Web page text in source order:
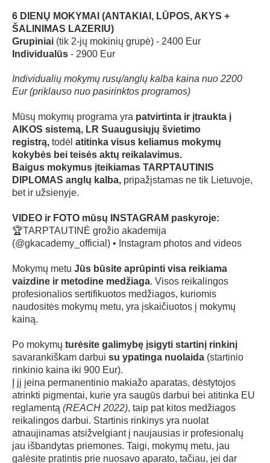
6 DIENŲ MOKYMAI (ANTAKIAI, LŪPOS, AKYS +
ŠALINIMAS LAZERIU)
Grupiniai (tik 2-jų mokinių grupė) - 2400 Eur
Individualūs - 2900 Eur
Individualių mokymų rusų/anglų kalba kaina nuo 2200
Eur (priklauso nuo pasirinktos programos)
Mūsų mokymų programa yra patvirtinta ir įtraukta į
AIKOS sistemą, LR Suaugusiųjų švietimo
registrą, todėl atitinka visus keliamus mokymų
kokybės bei teisės aktų reikalavimus.
Baigus mokymus įteikiamas TARPTAUTINIS
DIPLOMAS anglų kalba, pripažįstamas ne tik Lietuvoje,
bet ir užsienyje.
VIDEO ir FOTO mūsų INSTAGRAM paskyroje:
🏆TARPTAUTINĖ grožio akademija
(@gkacademy_official) • Instagram photos and videos
Mokymų metu Jūs būsite aprūpinti visa reikiama
vaizdine ir metodine medžiaga. Visos reikalingos
profesionalios sertifikuotos medžiagos, kuriomis
naudositės mokymų metu, yra įskaičiuotos į mokymų
kainą.
Po mokymų turėsite galimybę įsigyti startinį rinkinį
savarankiškam darbui su ypatinga nuolaida (startinio
rinkinio kaina iki 900 Eur).
Į jį įeina permanentinio makiažo aparatas, dėstytojos
atrinkti pigmentai, kurie yra saugūs darbui bei atitinka EU
reglamentą (REACH 2022), taip pat kitos medžiagos
reikalingos darbui. Startinis rinkinys yra nuolat
atnaujinamas atsižvelgiant į naujausias ir profesionalų
jau išbandytas priemones. Taigi, mokymų metu, jau
galėsite pratintis prie nuosavo aparato, tačiau, jei dar